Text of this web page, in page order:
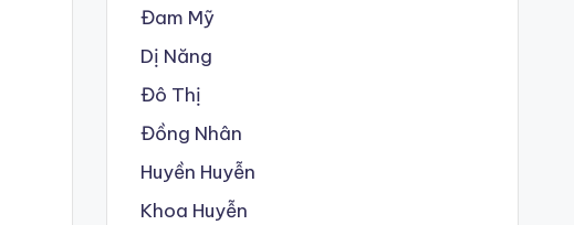
Đam Mỹ
Dị Năng
Đô Thị
Đồng Nhân
Huyền Huyễn
Khoa Huyễn